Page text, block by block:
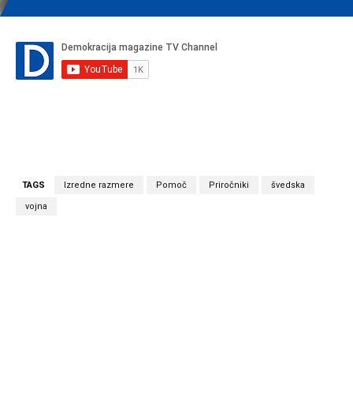
TAGS Izredne razmere Pomoč Priročniki švedska
vojna